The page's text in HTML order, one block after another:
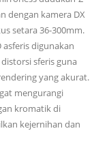
dengan kamera DX
setara 36-300mm.
asferis digunakan
sferis guna
yang akurat.
mengurangi
kromatik di
kejernihan dan